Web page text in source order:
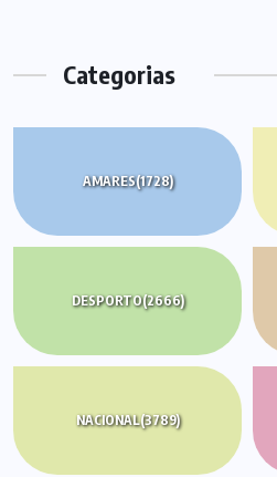
Categorias
AMARES(1728)
DESPORTO(2666)
NACIONAL(3789)